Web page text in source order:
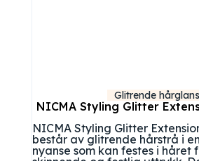
Glitrende hårglans
NICMA Styling Glitter
NICMA Styling Glitter
består av glitrende hårstrå i
nyanse som kan festes i håret